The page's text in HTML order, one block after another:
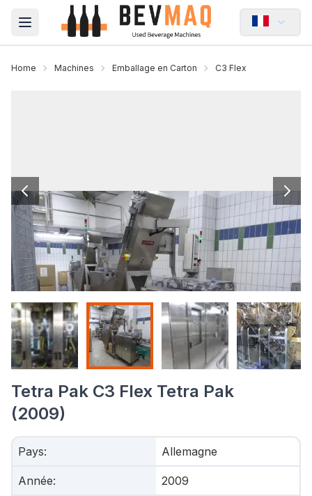
Open main menu
Home Machines Emballage en Carton C3 Flex
Tetra Pak C3 Flex Tetra Pak
(2009)
Pays: Allemagne
Année: 2009